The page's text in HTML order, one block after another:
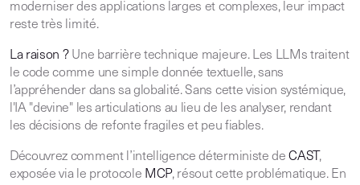
moderniser des applications larges et complexes, leur impact
reste très limité.
La raison ?Une barrière technique majeure. Les LLMs traitent
le code comme une simple donnée textuelle, sans
l’appréhender dans sa globalité. Sans cette vision systémique,
l'IA "devine" les articulations au lieu de les analyser, rendant
les décisions de refonte fragiles et peu fiables.
Découvrez comment l’intelligence déterministe deCAST ,
exposée via le protocole MCP, résout cette problématique. En